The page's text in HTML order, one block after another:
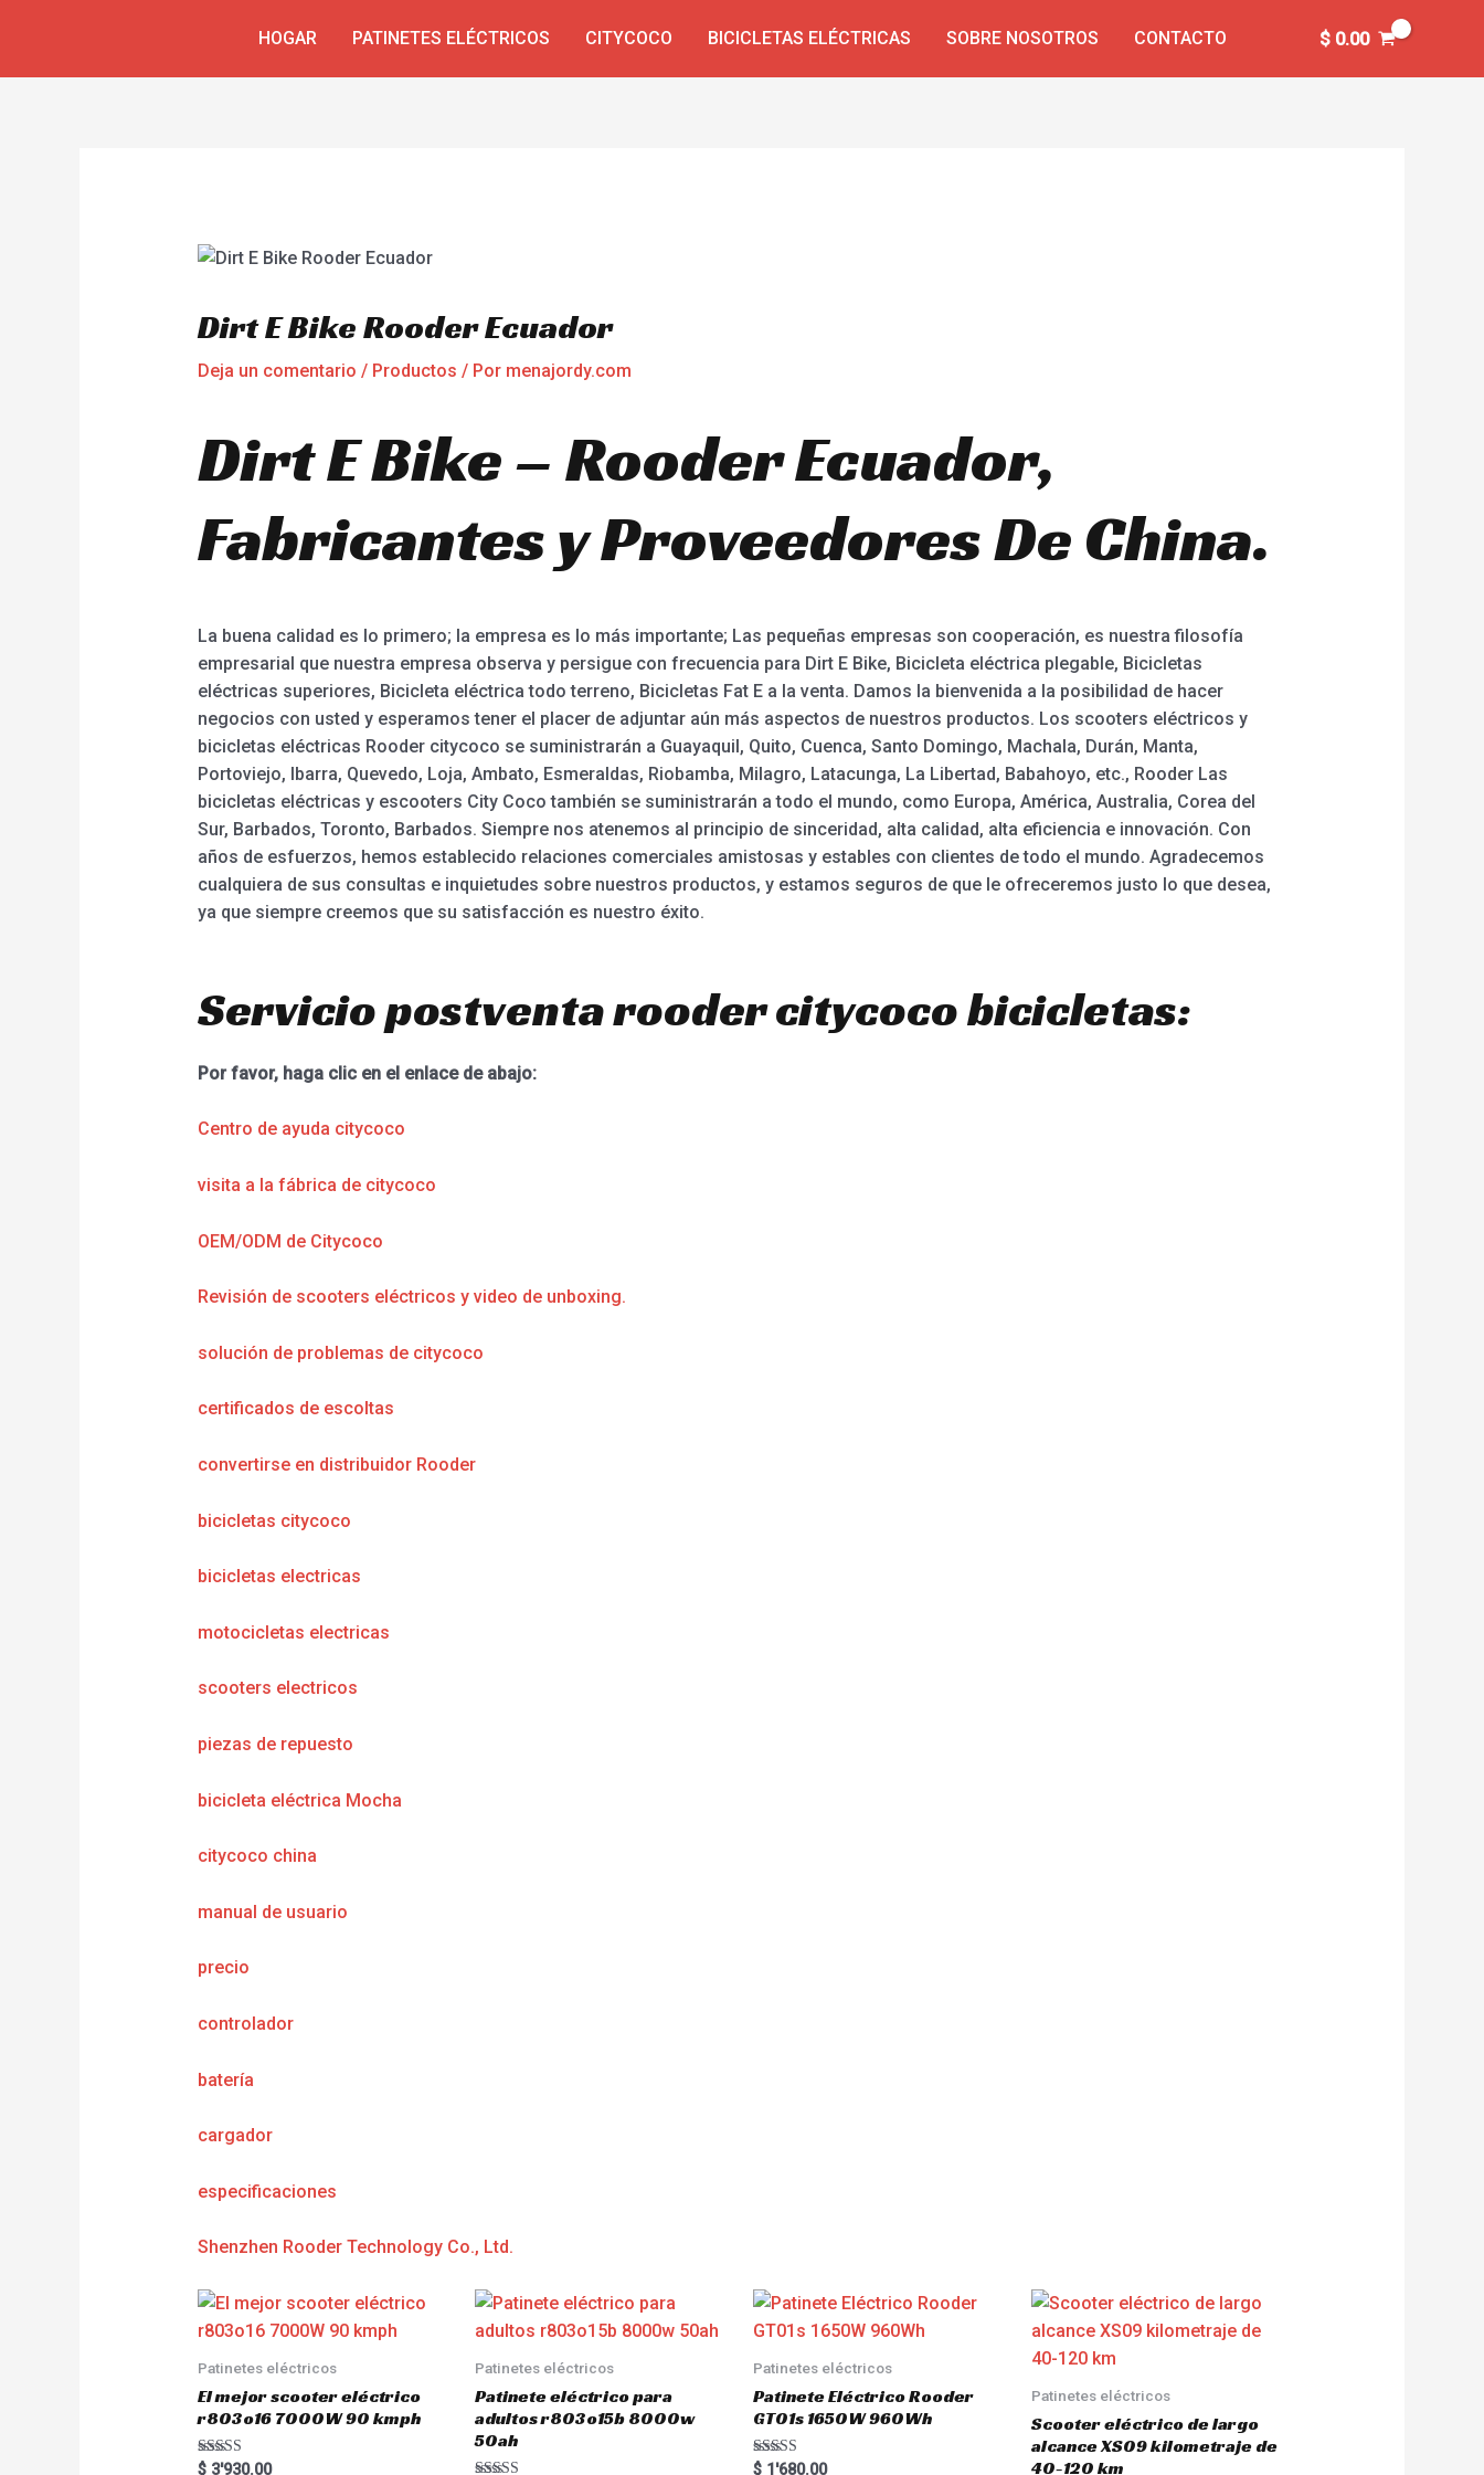
HOGAR PATINETES ELÉCTRICOS CITYCOCO BICICLETAS ELÉCTRICAS SOBRE NOSOTROS CONTACTO $0.00
Dirt E Bike Rooder Ecuador
Deja un comentario / Productos / Por menajordy.com
Dirt E Bike – Rooder Ecuador,
Fabricantes y Proveedores De China.
La buena calidad es lo primero; la empresa es lo más importante; Las pequeñas empresas son cooperación, es nuestra filosofía
empresarial que nuestra empresa observa y persigue con frecuencia para Dirt E Bike, Bicicleta eléctrica plegable, Bicicletas
eléctricas superiores, Bicicleta eléctrica todo terreno, Bicicletas Fat E a la venta. Damos la bienvenida a la posibilidad de hacer
negocios con usted y esperamos tener el placer de adjuntar aún más aspectos de nuestros productos. Los scooters eléctricos y
bicicletas eléctricas Rooder citycoco se suministrarán a Guayaquil, Quito, Cuenca, Santo Domingo, Machala, Durán, Manta,
Portoviejo, Ibarra, Quevedo, Loja, Ambato, Esmeraldas, Riobamba, Milagro, Latacunga, La Libertad, Babahoyo, etc., Rooder Las
bicicletas eléctricas y escooters City Coco también se suministrarán a todo el mundo, como Europa, América, Australia, Corea del
Sur, Barbados, Toronto, Barbados. Siempre nos atenemos al principio de sinceridad, alta calidad, alta eficiencia e innovación. Con
años de esfuerzos, hemos establecido relaciones comerciales amistosas y estables con clientes de todo el mundo. Agradecemos
cualquiera de sus consultas e inquietudes sobre nuestros productos, y estamos seguros de que le ofreceremos justo lo que desea,
ya que siempre creemos que su satisfacción es nuestro éxito.
Servicio postventa rooder citycoco bicicletas:
Por favor, haga clic en el enlace de abajo:
Centro de ayuda citycoco
visita a la fábrica de citycoco
OEM/ODM de Citycoco
Revisión de scooters eléctricos y video de unboxing.
solución de problemas de citycoco
certificados de escoltas
convertirse en distribuidor Rooder
bicicletas citycoco
bicicletas electricas
motocicletas electricas
scooters electricos
piezas de repuesto
bicicleta eléctrica Mocha
citycoco china
manual de usuario
precio
controlador
batería
cargador
especificaciones
Shenzhen Rooder Technology Co., Ltd.
Patinetes eléctricos
El mejor scooter eléctrico
r803o16 7000W 90 kmph
Rated
$3'930.00
Patinetes eléctricos
Patinete eléctrico para
adultos r803o15b 8000w
50ah
Patinetes eléctricos
Patinete Eléctrico Rooder
GT01s 1650W 960Wh
Rated
$ 1'680.00
Patinetes eléctricos
Scooter eléctrico de largo
alcance XS09 kilometraje de
40-120 km